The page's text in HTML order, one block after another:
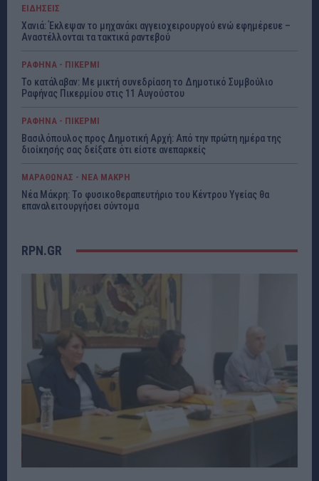
ΕΙΔΗΣΕΙΣ
Χανιά: Έκλεψαν το μηχανάκι αγγειοχειρουργού ενώ εφημέρευε –
Αναστέλλονται τα τακτικά ραντεβού
ΡΑΦΗΝΑ - ΠΙΚΕΡΜΙ
Το κατάλαβαν: Με μικτή συνεδρίαση το Δημοτικό Συμβούλιο
Ραφήνας Πικερμίου στις 11 Αυγούστου
ΡΑΦΗΝΑ - ΠΙΚΕΡΜΙ
Βασιλόπουλος προς Δημοτική Αρχή: Από την πρώτη ημέρα της
διοίκησής σας δείξατε ότι είστε ανεπαρκείς
ΜΑΡΑΘΩΝΑΣ - ΝΕΑ ΜΑΚΡΗ
Νέα Μάκρη: Το φυσικοθεραπευτήριο του Κέντρου Υγείας θα
επαναλειτουργήσει σύντομα
RPN.GR